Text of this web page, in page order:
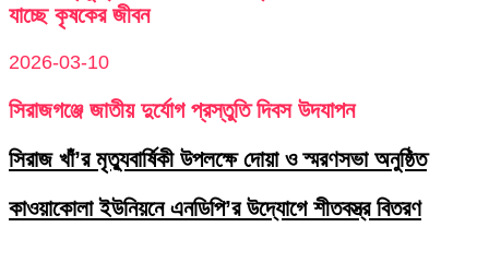
যাচ্ছে কৃষকের জীবন
2026-03-10
সিরাজগঞ্জে জাতীয় দুর্যোগ প্রস্তুতি দিবস উদযাপন
সিরাজ খাঁ’র মৃত্যুবার্ষিকী উপলক্ষে দোয়া ও স্মরণসভা অনুষ্ঠিত
কাওয়াকোলা ইউনিয়নে এনডিপি’র উদ্যোগে শীতবস্ত্র বিতরণ